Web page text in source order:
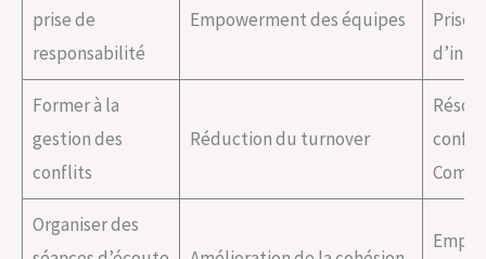
prise de
responsabilité
Empowerment des équipes
Prise
Former à la
gestion des
conflits
Réduction du turnover
Organiser des